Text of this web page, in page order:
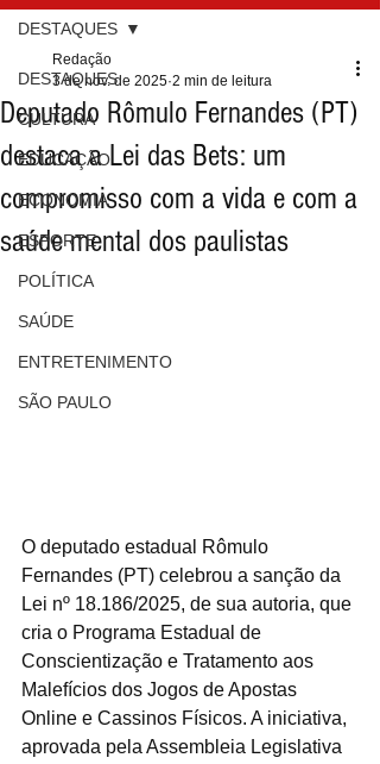
DESTAQUES
CULTURA
EDUCAÇÃO
ECONOMIA
ESPORTE
POLÍTICA
SAÚDE
ENTRETENIMENTO
SÃO PAULO
DESTAQUES
Deputado Rômulo Fernandes (PT)
destaca a Lei das Bets: um
compromisso com a vida e com a
saúde mental dos paulistas
Redação
3 de nov. de 2025 2 min de leitura
O deputado estadual Rômulo
Fernandes (PT) celebrou a sanção da
Lei nº 18.186/2025, de sua autoria, que
cria o Programa Estadual de
Conscientização e Tratamento aos
Malefícios dos Jogos de Apostas
Online e Cassinos Físicos. A iniciativa,
aprovada pela Assembleia Legislativa